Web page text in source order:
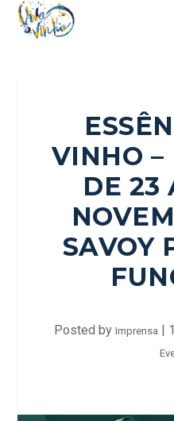
VINHO
DE 23
SAVOY
Posted by Imprensa |